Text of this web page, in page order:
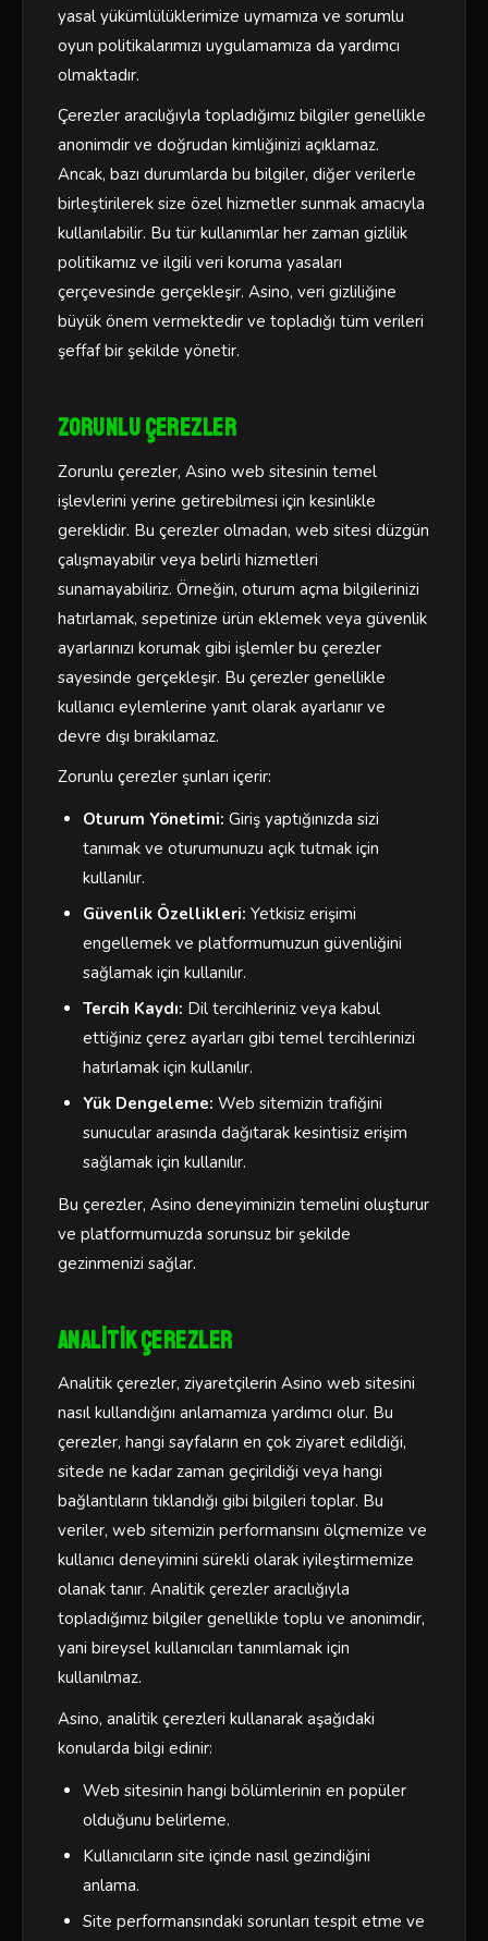
yasal yükümlülüklerimize uymamıza ve sorumlu
oyun politikalarımızı uygulamamıza da yardımcı
olmaktadır.
Çerezler aracılığıyla topladığımız bilgiler genellikle
anonimdir ve doğrudan kimliğinizi açıklamaz.
Ancak, bazı durumlarda bu bilgiler, diğer verilerle
birleştirilerek size özel hizmetler sunmak amacıyla
kullanılabilir. Bu tür kullanımlar her zaman gizlilik
politikamız ve ilgili veri koruma yasaları
çerçevesinde gerçekleşir. Asino, veri gizliliğine
büyük önem vermektedir ve topladığı tüm verileri
şeffaf bir şekilde yönetir.
Zorunlu Çerezler
Zorunlu çerezler, Asino web sitesinin temel
işlevlerini yerine getirebilmesi için kesinlikle
gereklidir. Bu çerezler olmadan, web sitesi düzgün
çalışmayabilir veya belirli hizmetleri
sunamayabiliriz. Örneğin, oturum açma bilgilerinizi
hatırlamak, sepetinize ürün eklemek veya güvenlik
ayarlarınızı korumak gibi işlemler bu çerezler
sayesinde gerçekleşir. Bu çerezler genellikle
kullanıcı eylemlerine yanıt olarak ayarlanır ve
devre dışı bırakılamaz.
Zorunlu çerezler şunları içerir:
Oturum Yönetimi: Giriş yaptığınızda sizi
tanımak ve oturumunuzu açık tutmak için
kullanılır.
Güvenlik Özellikleri: Yetkisiz erişimi
engellemek ve platformumuzun güvenliğini
sağlamak için kullanılır.
Tercih Kaydı: Dil tercihleriniz veya kabul
ettiğiniz çerez ayarları gibi temel tercihlerinizi
hatırlamak için kullanılır.
Yük Dengeleme: Web sitemizin trafiğini
sunucular arasında dağıtarak kesintisiz erişim
sağlamak için kullanılır.
Bu çerezler, Asino deneyiminizin temelini oluşturur
ve platformumuzda sorunsuz bir şekilde
gezinmenizi sağlar.
Analitik Çerezler
Analitik çerezler, ziyaretçilerin Asino web sitesini
nasıl kullandığını anlamamıza yardımcı olur. Bu
çerezler, hangi sayfaların en çok ziyaret edildiği,
sitede ne kadar zaman geçirildiği veya hangi
bağlantıların tıklandığı gibi bilgileri toplar. Bu
veriler, web sitemizin performansını ölçmemize ve
kullanıcı deneyimini sürekli olarak iyileştirmemize
olanak tanır. Analitik çerezler aracılığıyla
topladığımız bilgiler genellikle toplu ve anonimdir,
yani bireysel kullanıcıları tanımlamak için
kullanılmaz.
Asino, analitik çerezleri kullanarak aşağıdaki
konularda bilgi edinir:
Web sitesinin hangi bölümlerinin en popüler
olduğunu belirleme.
Kullanıcıların site içinde nasıl gezindiğini
anlama.
Site performansındaki sorunları tespit etme ve